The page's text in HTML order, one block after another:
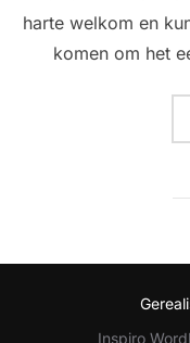
harte welkom en
komen om het
Inspiro